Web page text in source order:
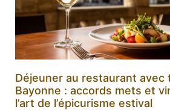
Déjeuner au restaurant avec
Bayonne : accords mets et
l’art de l’épicurisme estival